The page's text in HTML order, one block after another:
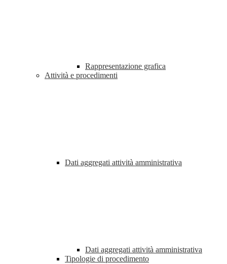
Rappresentazione grafica
Attività e procedimenti
Dati aggregati attività amministrativa
Dati aggregati attività amministrativa
Tipologie di procedimento